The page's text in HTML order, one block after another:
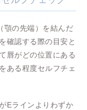
顎の先端）を結んだ
確認する際の目安と
唇がどの位置にある
ある程度セルフチェ
Eラインよりわずか